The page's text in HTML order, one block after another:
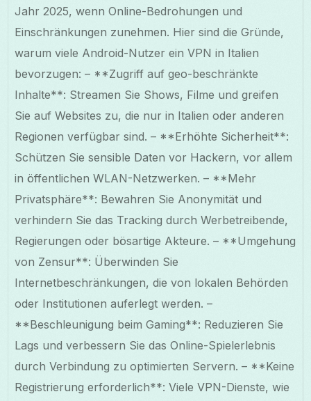
Jahr 2025, wenn Online-Bedrohungen und
Einschränkungen zunehmen. Hier sind die Gründe,
warum viele Android-Nutzer ein VPN in Italien
bevorzugen: – **Zugriff auf geo-beschränkte
Inhalte**: Streamen Sie Shows, Filme und greifen
Sie auf Websites zu, die nur in Italien oder anderen
Regionen verfügbar sind. – **Erhöhte Sicherheit**:
Schützen Sie sensible Daten vor Hackern, vor allem
in öffentlichen WLAN-Netzwerken. – **Mehr
Privatsphäre**: Bewahren Sie Anonymität und
verhindern Sie das Tracking durch Werbetreibende,
Regierungen oder bösartige Akteure. – **Umgehung
von Zensur**: Überwinden Sie
Internetbeschränkungen, die von lokalen Behörden
oder Institutionen auferlegt werden. –
**Beschleunigung beim Gaming**: Reduzieren Sie
Lags und verbessern Sie das Online-Spielerlebnis
durch Verbindung zu optimierten Servern. – **Keine
Registrierung erforderlich**: Viele VPN-Dienste, wie